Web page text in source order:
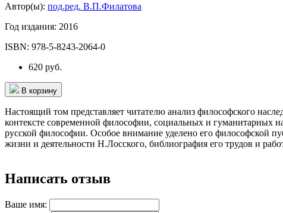
Автор(ы): под.ред. В.П.Филатова
Год издания: 2016
ISBN: 978-5-8243-2064-0
620 руб.
В корзину
Настоящий том представляет читателю анализ философского
контексте современной философии, социальных и гуманитарных
русской философии. Особое внимание уделено его философской
жизни и деятельности Н.Лосского, библиография его трудов и
Написать отзыв
Ваше имя: